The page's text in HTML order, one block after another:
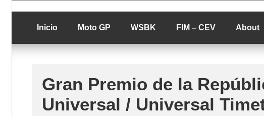
to
contentLucio Lopez GP
luciolopezgp
Inicio Moto GP WSBK FIM – CEV About
Gran Premio de la
Universal / Universal